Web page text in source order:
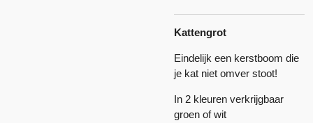
Kattengrot
Eindelijk een kerstboom die
je kat niet omver stoot!
In 2 kleuren verkrijgbaar
groen of wit